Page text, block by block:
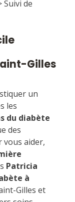
Suivi de
Gilles
un
les
du diabète
des
vous aider,
Patricia
à
Gilles et